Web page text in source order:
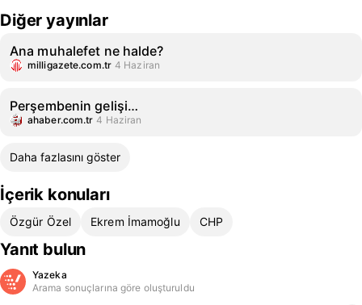
Diğer yayınlar
Ana muhalefet ne halde?
milligazete.com.tr 4 Haziran
Perşembenin gelişi…
ahaber.com.tr 4 Haziran
Daha fazlasını göster
İçerik konuları
Özgür Özel Ekrem İmamoğlu CHP
Yanıt bulun
Yazeka
Arama sonuçlarına göre oluşturuldu